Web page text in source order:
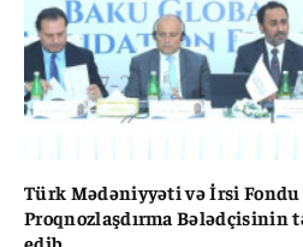
Türk Mədəniyyəti və İrsi
Proqnozlaşdırma Bələdçisinin
edib